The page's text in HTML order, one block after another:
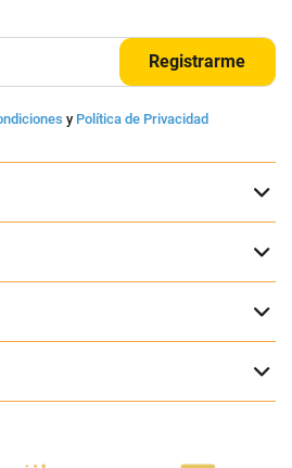
Registrarme
y Política de Privacidad